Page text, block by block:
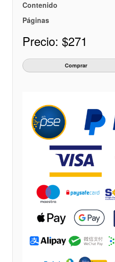
Contenido
Páginas
Precio: $271